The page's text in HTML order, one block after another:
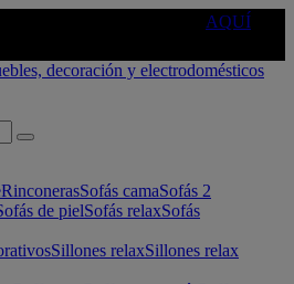
AQUÍ
RinconerasSofás camaSofás 2
de pielSofás relaxSofás
Sillones relaxSillones relax